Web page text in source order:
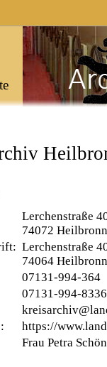
Lerchenstraße
74072 Heilbronn
Lerchenstraße
74064 Heilbronn
07131-994-364
07131-994-
https://
Frau Petra Schön